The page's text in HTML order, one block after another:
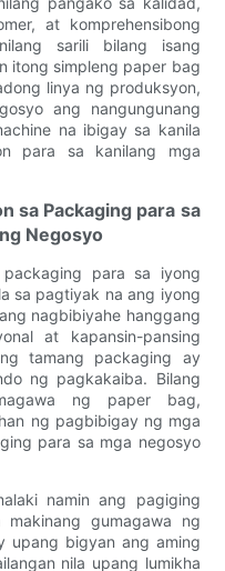
at komprehensibong
sarili bilang isang
itong simpleng paper bag
linya ng produksyon,
ang nangungunang
na ibigay sa kanila
para sa kanilang mga
sa Packaging para sa
Negosyo
para sa iyong
sa pagtiyak na ang iyong
nagbibiyahe hanggang
at kapansin-pansing
tamang packaging ay
ng pagkakaiba. Bilang
ng paper bag,
ng pagbibigay ng mga
para sa mga negosyo
namin ang pagiging
gumagawa ng
upang bigyan ang aming
nila upang lumikha